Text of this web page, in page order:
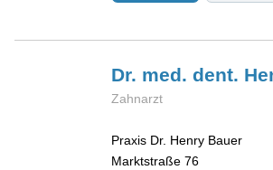
Dr. med. dent.
Zahnarzt
Praxis Dr. Henry Bauer
Marktstraße 76